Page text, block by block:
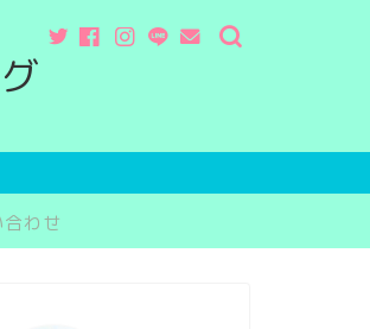
わせ